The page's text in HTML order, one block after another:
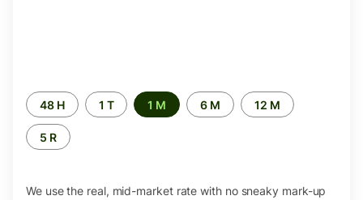
Time
period
48 H 1 T 1 M 6 M 12 M
5 R
We use the real, mid-market rate with no sneaky mark-up